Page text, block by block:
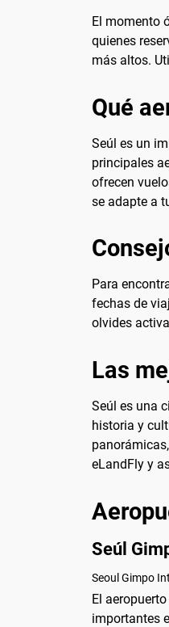
El momento
quienes
más altos.
Qué
Seúl es un
principales
ofrecen
se adapte a
Para
fechas de
olvides
Las
Seúl es una
historia y
eLandFly y
Seúl
Seoul Gimpo
El
importantes